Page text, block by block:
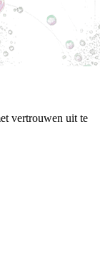
vertrouwen uit te